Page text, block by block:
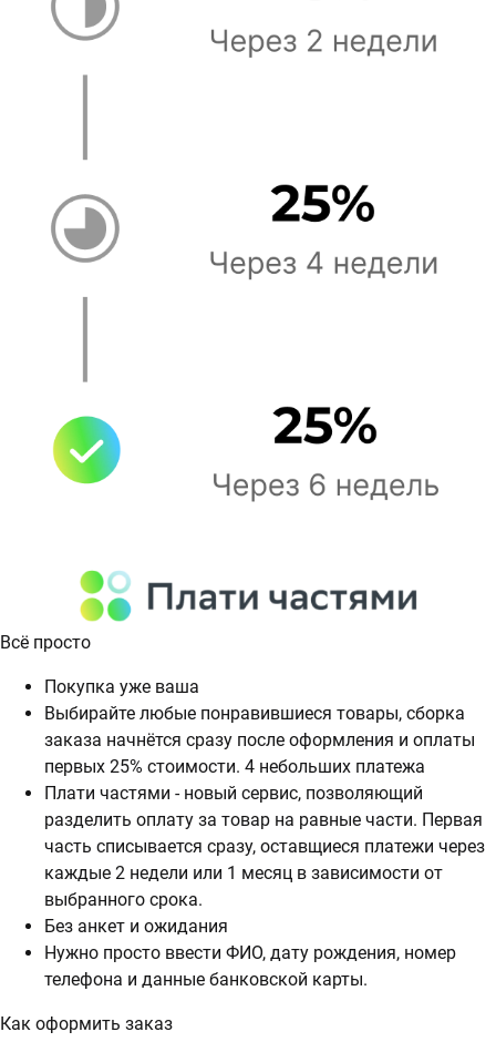
Всё просто
Покупка уже ваша
Выбирайте любые понравившиеся товары, сборка
заказа начнётся сразу после оформления и оплаты
первых 25% стоимости. 4 небольших платежа
Плати частями - новый сервис, позволяющий
разделить оплату за товар на равные части. Первая
часть списывается сразу, оставщиеся платежи через
каждые 2 недели или 1 месяц в зависимости от
выбранного срока.
Без анкет и ожидания
Нужно просто ввести ФИО, дату рождения, номер
телефона и данные банковской карты.
Как оформить заказ